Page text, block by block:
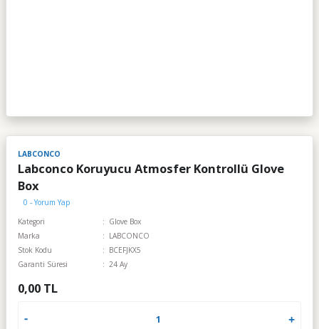
LABCONCO
Labconco Koruyucu Atmosfer Kontrollü Glove
Box
0 - Yorum Yap
Kategori
Glove Box
Marka
LABCONCO
Stok Kodu
BCEFJKX5
Garanti Süresi
24 Ay
0,00 TL